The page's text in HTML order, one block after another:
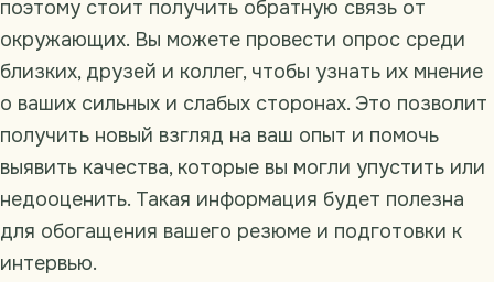
поэтому стоит получить обратную связь от
окружающих. Вы можете провести опрос среди
близких, друзей и коллег, чтобы узнать их мнение
о ваших сильных и слабых сторонах. Это позволит
получить новый взгляд на ваш опыт и помочь
выявить качества, которые вы могли упустить или
недооценить. Такая информация будет полезна
для обогащения вашего резюме и подготовки к
интервью.